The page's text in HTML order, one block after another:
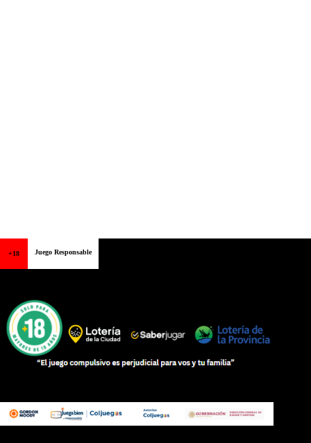
+18 Juego Responsable